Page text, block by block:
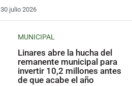
30 julio 2026
MUNICIPAL
Linares abre la hucha del
remanente municipal para
invertir 10,2 millones antes
de que acabe el año